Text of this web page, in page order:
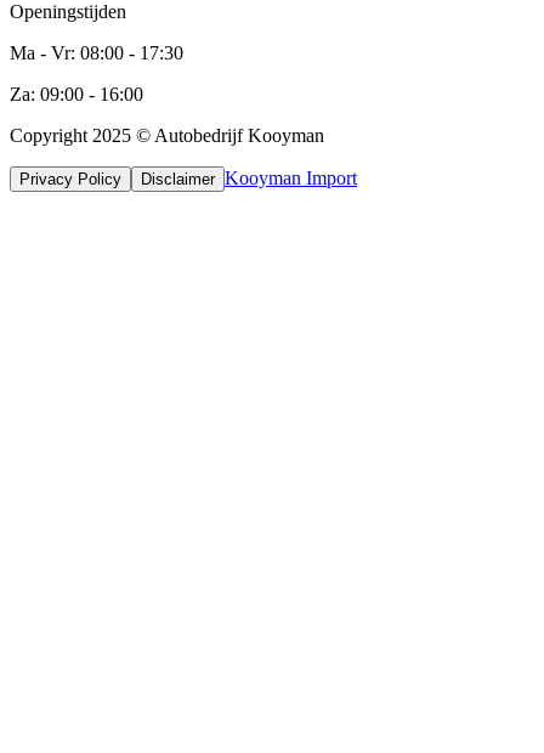
Openingstijden
Ma - Vr: 08:00 - 17:30
Za: 09:00 - 16:00
Copyright 2025 © Autobedrijf Kooyman
Privacy Policy Disclaimer Kooyman Import